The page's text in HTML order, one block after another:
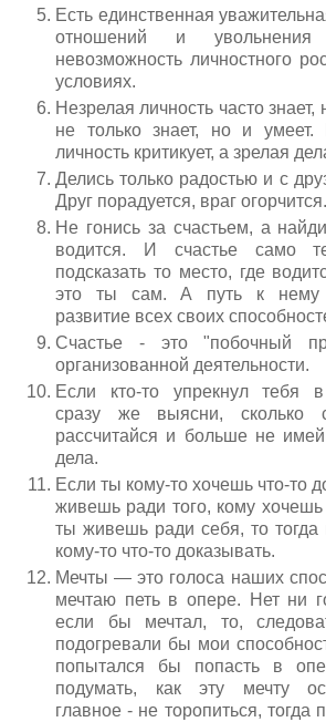
Есть единственная
отношений и
невозможность личностного
условиях.
Незрелая личность часто
не только знает, но и умеет.
личность критикует, а зрелая
Делись только радостью и с
Друг порадуется, враг огорчится.
Не гонись за счастьем, а
водится. И счастье само
подсказать то место, где
это ты сам. А путь к нему
развитие всех своих
Счастье - это "побочный
организованной деятельности.
Если кто-то упрекнул тебя в
сразу же выясни, сколько
рассчитайся и больше не
дела.
Если ты кому-то хочешь что-то
живешь ради того, кому хочешь
ты живешь ради себя, то тогда
кому-то что-то доказывать.
Мечты — это голоса наших
мечтаю петь в опере. Нет ни
если бы мечтал, то,
подогревали бы мои
попытался бы попасть в
подумать, как эту мечту
главное - не торопиться, тогда